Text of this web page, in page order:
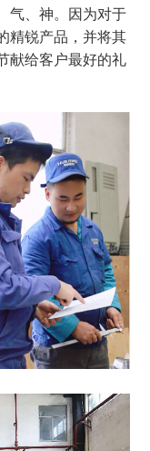
气、神。因为对于
精锐产品，并将其
献给客户最好的礼